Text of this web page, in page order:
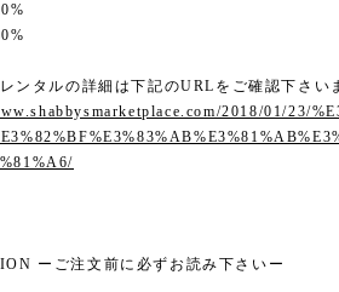
ンタルの詳細は下記のURLをご確認下さい
2018/01/23/
ーご注文前に必ずお読み下さいー